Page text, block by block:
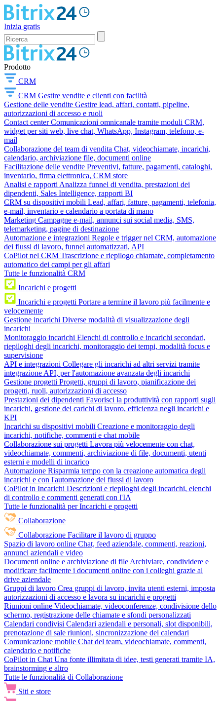
Inizia gratis
Prodotto
CRM
CRM Gestire vendite e clienti con facilità
Gestione delle vendite Gestire lead, affari, contatti, pipeline,
autorizzazioni di accesso e ruoli
Contact center Comunicazioni omnicanale tramite moduli CRM,
widget per siti web, live chat, WhatsApp, Instagram, telefono, e-
mail
Collaborazione del team di vendita Chat, videochiamate, incarichi,
calendario, archiviazione file, documenti online
Facilitazione delle vendite Preventivi, fatture, pagamenti, cataloghi,
inventario, firma elettronica, CRM store
Analisi e rapporti Analizza funnel di vendita, prestazioni dei
dipendenti, Sales Intelligence, rapporti BI
CRM su dispositivi mobili Lead, affari, fatture, pagamenti, telefonia,
e-mail, inventario e calendario a portata di mano
Marketing Campagne e-mail, annunci sui social media, SMS,
telemarketing, pagine di destinazione
Automazione e integrazioni Regole e trigger nel CRM, automazione
dei flussi di lavoro, funnel automatizzati, API
CoPilot nel CRM Trascrizione e riepilogo chiamate, completamento
automatico dei campi per gli affari
Tutte le funzionalità CRM
Incarichi e progetti
Incarichi e progetti Portare a termine il lavoro più facilmente e
velocemente
Gestione incarichi Diverse modalità di visualizzazione degli
incarichi
Monitoraggio incarichi Elenchi di controllo e incarichi secondari,
riepiloghi degli incarichi, monitoraggio dei tempi, modalità focus e
supervisione
API e integrazioni Collegare gli incarichi ad altri servizi tramite
integrazione API, per l'automazione avanzata degli incarichi
Gestione progetti Progetti, gruppi di lavoro, pianificazione dei
progetti, ruoli, autorizzazioni di accesso
Prestazioni dei dipendenti Favorisci la produttività con rapporti sugli
incarichi, gestione dei carichi di lavoro, efficienza negli incarichi e
KPI
Incarichi su dispositivi mobili Creazione e monitoraggio degli
incarichi, notifiche, commenti e chat mobile
Collaborazione sui progetti Lavora più velocemente con chat,
videochiamate, commenti, archiviazione di file, documenti, utenti
esterni e modelli di incarico
Automazione Risparmia tempo con la creazione automatica degli
incarichi e con l'automazione dei flussi di lavoro
CoPilot in Incarichi Descrizioni e riepiloghi degli incarichi, elenchi
di controllo e commenti generati con l'IA
Tutte le funzionalità per Incarichi e progetti
Collaborazione
Collaborazione Facilitare il lavoro di gruppo
Spazio di lavoro online Chat, feed aziendale, commenti, reazioni,
annunci aziendali e video
Documenti online e archiviazione di file Archiviare, condividere e
modificare facilmente i documenti online con i colleghi grazie al
drive aziendale
Gruppi di lavoro Crea gruppi di lavoro, invita utenti esterni, imposta
autorizzazioni di accesso e lavora su incarichi e progetti
Riunioni online Videochiamate, videoconferenze, condivisione dello
schermo, registrazione delle chiamate e sfondi personalizzati
Calendari condivisi Calendari aziendali e personali, slot disponibili,
prenotazione di sale riunioni, sincronizzazione dei calendari
Comunicazione mobile Chat del team, videochiamate, commenti,
calendario e notifiche
CoPilot in Chat Una fonte illimitata di idee, testi generati tramite IA,
brainstorming e altro
Tutte le funzionalità di Collaborazione
Siti e store